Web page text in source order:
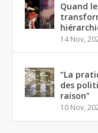
Quand
14 Nov,
“La
des
raison”
10 Nov,